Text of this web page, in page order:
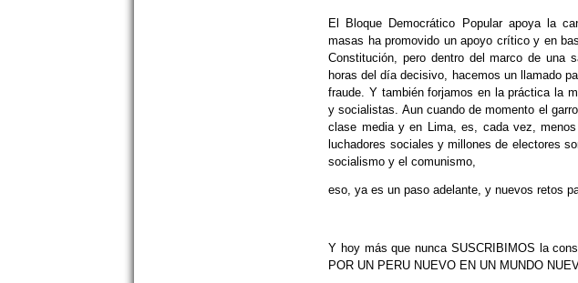
El Bloque Democrático Popular apoya la
masas ha promovido un apoyo crítico y en
Constitución, pero dentro del marco de una
horas del día decisivo, hacemos un llamado
fraude. Y también forjamos en la práctica la
y socialistas. Aun cuando de momento el
clase media y en Lima, es, cada vez,
luchadores sociales y millones de electores
socialismo y el comunismo,
eso, ya es un paso adelante, y nuevos retos
Y hoy más que nunca SUSCRIBIMOS la
POR UN PERU NUEVO EN UN MUNDO